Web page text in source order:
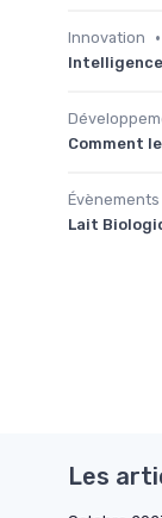
Innovation •
Comment
Évènements
Lait
Les